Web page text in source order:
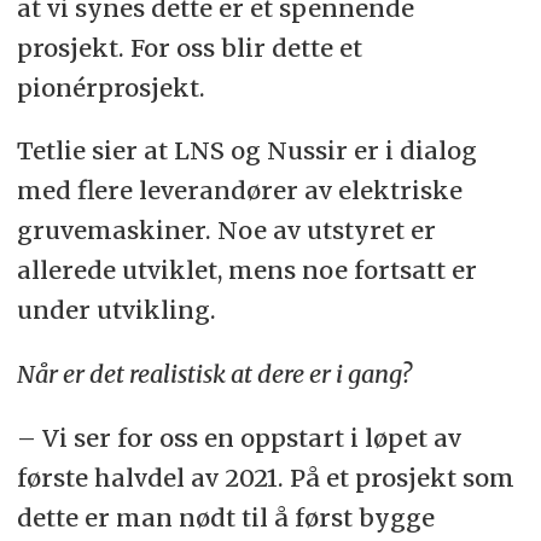
at vi synes dette er et spennende
prosjekt. For oss blir dette et
pionérprosjekt.
Tetlie sier at LNS og Nussir er i dialog
med flere leverandører av elektriske
gruvemaskiner. Noe av utstyret er
allerede utviklet, mens noe fortsatt er
under utvikling.
Når er det realistisk at dere er i gang?
– Vi ser for oss en oppstart i løpet av
første halvdel av 2021. På et prosjekt som
dette er man nødt til å først bygge